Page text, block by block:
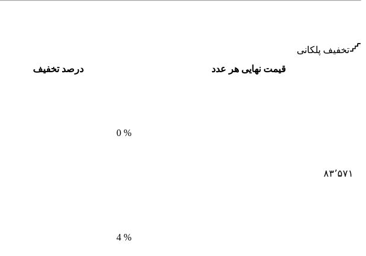
تخفیف پلکانی
قیمت نهایی هر عدد
درصد تخفیف
۸۳٬۵۷۱
%
0
%
4